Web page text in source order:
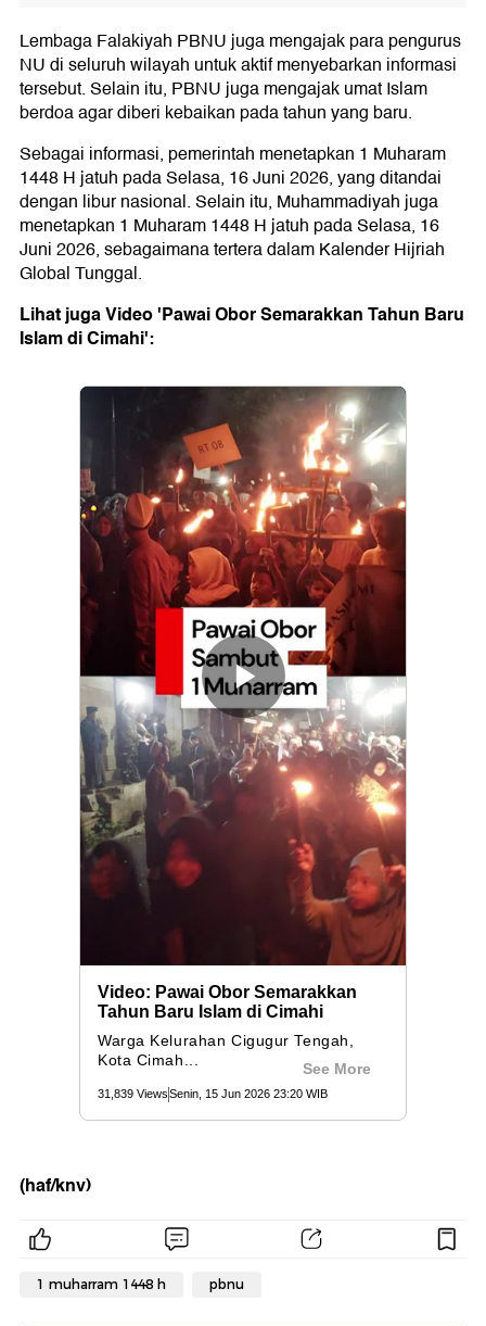
Lembaga Falakiyah PBNU juga mengajak para pengurus
NU di seluruh wilayah untuk aktif menyebarkan informasi
tersebut. Selain itu, PBNU juga mengajak umat Islam
berdoa agar diberi kebaikan pada tahun yang baru.
Sebagai informasi, pemerintah menetapkan 1 Muharam
1448 H jatuh pada Selasa, 16 Juni 2026, yang ditandai
dengan libur nasional. Selain itu, Muhammadiyah juga
menetapkan 1 Muharam 1448 H jatuh pada Selasa, 16
Juni 2026, sebagaimana tertera dalam Kalender Hijriah
Global Tunggal.
Lihat juga Video 'Pawai Obor Semarakkan Tahun Baru
Islam di Cimahi':
(haf/knv)
1 muharram 1448 h pbnu